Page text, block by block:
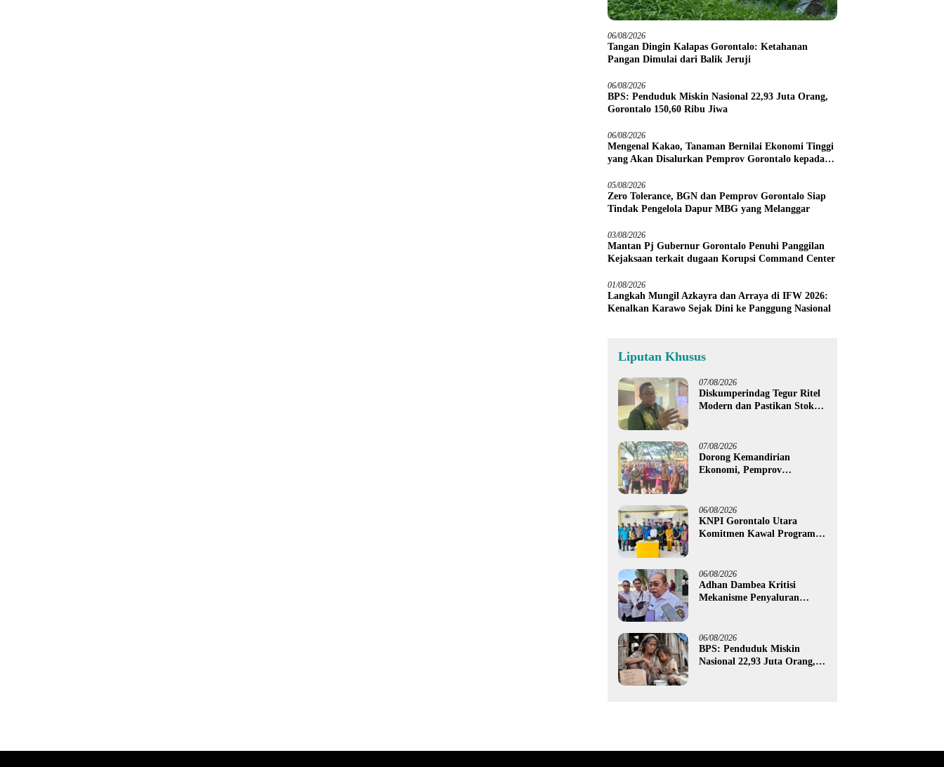
06/08/2026
Tangan Dingin Kalapas Gorontalo: Ketahanan
Pangan Dimulai dari Balik Jeruji
06/08/2026
BPS: Penduduk Miskin Nasional 22,93 Juta Orang,
Gorontalo 150,60 Ribu Jiwa
06/08/2026
Mengenal Kakao, Tanaman Bernilai Ekonomi Tinggi
yang Akan Disalurkan Pemprov Gorontalo kepada
05/08/2026
Zero Tolerance, BGN dan Pemprov Gorontalo Siap
Tindak Pengelola Dapur MBG yang Melanggar
03/08/2026
Mantan Pj Gubernur Gorontalo Penuhi Panggilan
Kejaksaan terkait dugaan Korupsi Command Center
01/08/2026
Langkah Mungil Azkayra dan Arraya di IFW 2026:
Kenalkan Karawo Sejak Dini ke Panggung Nasional
Liputan Khusus
07/08/2026
Diskumperindag Tegur Ritel
Modern dan Pastikan Stok
07/08/2026
Dorong Kemandirian
Ekonomi, Pemprov
untuk 395 Pelaku Usaha
06/08/2026
KNPI Gorontalo Utara
Komitmen Kawal Program
06/08/2026
Adhan Dambea Kritisi
Mekanisme Penyaluran
06/08/2026
BPS: Penduduk Miskin
Nasional 22,93 Juta Orang,